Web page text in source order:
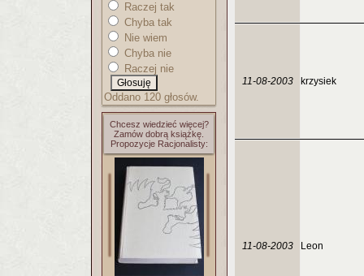
Raczej tak
Chyba tak
Nie wiem
Chyba nie
Raczej nie
Oddano 120 głosów.
Chcesz wiedzieć więcej?
Zamów dobrą książkę.
Propozycje Racjonalisty:
11-08-2003 krzysiek
11-08-2003 Leon